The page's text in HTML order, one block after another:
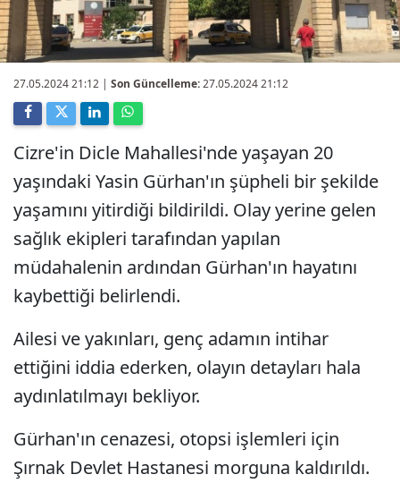
27.05.2024 21:12 | Son Güncelleme:27.05.2024 21:12
Cizre'in Dicle Mahallesi'nde yaşayan 20
yaşındaki Yasin Gürhan'ın şüpheli bir şekilde
yaşamını yitirdiği bildirildi. Olay yerine gelen
sağlık ekipleri tarafından yapılan
müdahalenin ardından Gürhan'ın hayatını
kaybettiği belirlendi.
Ailesi ve yakınları, genç adamın intihar
ettiğini iddia ederken, olayın detayları hala
aydınlatılmayı bekliyor.
Gürhan'ın cenazesi, otopsi işlemleri için
Şırnak Devlet Hastanesi morguna kaldırıldı.